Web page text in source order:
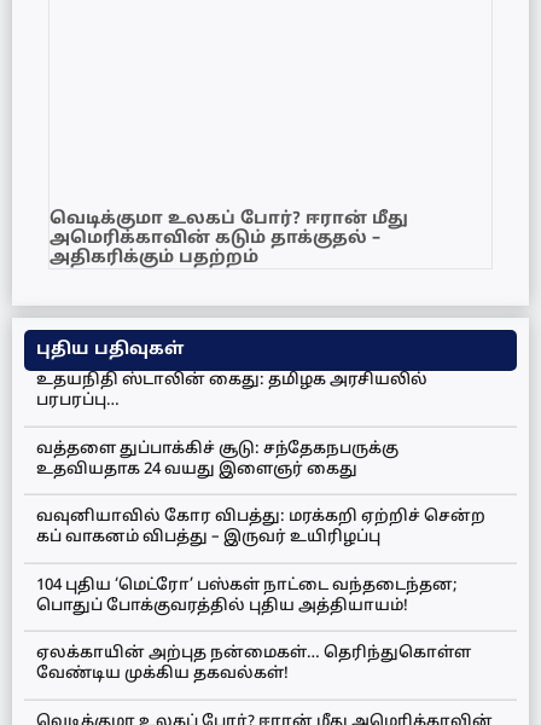
வெடிக்குமா உலகப் போர்? ஈரான் மீது
அமெரிக்காவின் கடும் தாக்குதல் –
அதிகரிக்கும் பதற்றம்
புதிய பதிவுகள்
உதயநிதி ஸ்டாலின் கைது: தமிழக அரசியலில்
பரபரப்பு…
வத்தளை துப்பாக்கிச் சூடு: சந்தேகநபருக்கு
உதவியதாக 24 வயது இளைஞர் கைது
வவுனியாவில் கோர விபத்து: மரக்கறி ஏற்றிச் சென்ற
கப் வாகனம் விபத்து – இருவர் உயிரிழப்பு
104 புதிய ‘மெட்ரோ’ பஸ்கள் நாட்டை வந்தடைந்தன;
பொதுப் போக்குவரத்தில் புதிய அத்தியாயம்!
ஏலக்காயின் அற்புத நன்மைகள்… தெரிந்துகொள்ள
வேண்டிய முக்கிய தகவல்கள்!